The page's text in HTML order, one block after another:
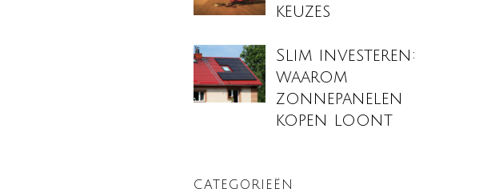
keuzes
Slim investeren:
waarom
zonnepanelen
kopen loont
CATEGORIEËN